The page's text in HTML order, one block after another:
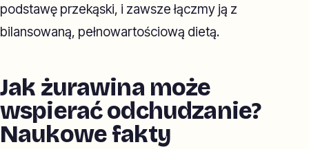
podstawę przekąski, i zawsze łączmy ją z
bilansowaną, pełnowartościową dietą.
Jak żurawina może
wspierać odchudzanie?
Naukowe fakty